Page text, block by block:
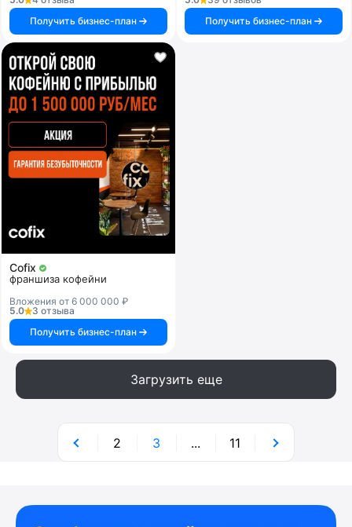
Получить бизнес-план
Получить бизнес-план
Cofix
франшиза кофейни
Вложения от 6 000 000 ₽
5.0
3 отзыва
Получить бизнес-план
Загрузить еще
2 3 ... 11